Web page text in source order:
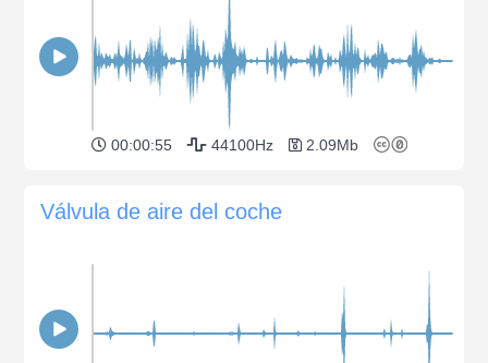
00:00:55 44100Hz 2.09Mb
Válvula de aire del coche